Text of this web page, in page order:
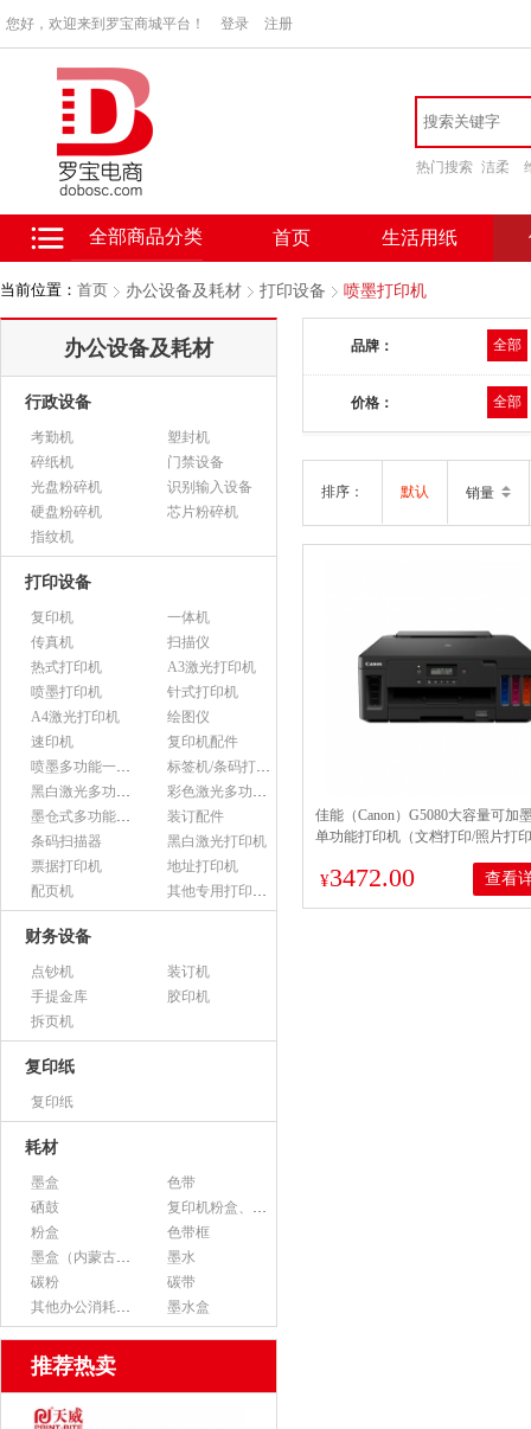
您好，欢迎来到罗宝商城平台！ 登录 注册
热门搜索 洁柔
全部商品分类 首页 生活用纸
当前位置： 首页 办公设备及耗材 打印设备 喷墨打印机
办公设备及耗材
行政设备
考勤机
塑封机
碎纸机
门禁设备
光盘粉碎机
识别输入设备
硬盘粉碎机
芯片粉碎机
指纹机
打印设备
复印机
一体机
传真机
扫描仪
热式打印机
A3激光打印机
喷墨打印机
针式打印机
A4激光打印机
绘图仪
速印机
复印机配件
喷墨多功能一体机
标签机/条码打印机
黑白激光多功能一体机
彩色激光多功能一体机
墨仓式多功能一体机
装订配件
条码扫描器
黑白激光打印机
票据打印机
地址打印机
配页机
其他专用打印设备
财务设备
点钞机
装订机
手提金库
胶印机
拆页机
复印纸
复印纸
耗材
墨盒
色带
硒鼓
复印机粉盒、墨粉
粉盒
色带框
墨盒（内蒙古专用）
墨水
碳粉
碳带
其他办公消耗用品
墨水盒
推荐热卖
品牌： 全部
价格： 全部
排序： 默认 销量
佳能（Canon）G5080大容量可加
单功能打印机（文档打印/照片打
¥3472.00 查看